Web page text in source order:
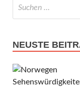
NEUSTE